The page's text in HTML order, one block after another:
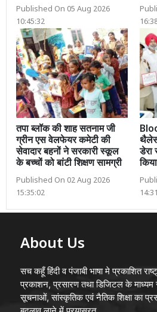
Published On 05 Aug 2026
10:45:32
तपा ब्लॉक की शाह सतनाम जी
ग्रीन एस वेलफेयर कमेटी की
सेवादार बहनों ने सरकारी स्कूल
के बच्चों को बांटी शिक्षण सामग्री
Published On 02 Aug 2026
15:35:02
डेरा
About Us
सच कहूँ हिंदी व पंजाबी भाषा मे प्रकाशित
प्रकाशन, प्रसारण तथा डिजिटल के माध्यम
सूचनाओं, सांस्कृतिक एवं नैतिक शिक्षा का